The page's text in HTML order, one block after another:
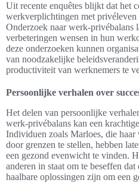
Uit recente enquêtes blijkt dat het
werkverplichtingen met
Onderzoek naar werk-privébalans
verbeteringen wensen in hun
deze onderzoeken kunnen
van noodzakelijke
productiviteit van werknemers te
Persoonlijke verhalen over
Het delen van persoonlijke
werk-privébalans kan een
Individuen zoals Marloes, die
door grenzen te stellen, hebben
een gezond evenwicht te vinden.
anderen in staat om te beseffen
haalbare oplossingen zijn om een